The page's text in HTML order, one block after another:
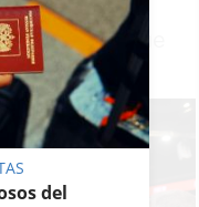
el que ha
los delitos que
del